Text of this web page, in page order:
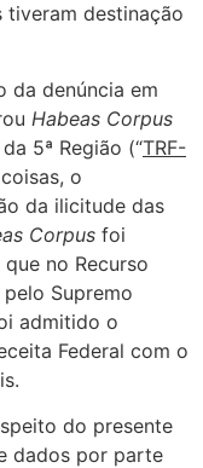
destinação
da denúncia em
Habeas Corpus
5ª Região (“TRF-
o
da ilicitude das
Corpus foi
no Recurso
Supremo
admitido o
Federal com o
do presente
dados por parte